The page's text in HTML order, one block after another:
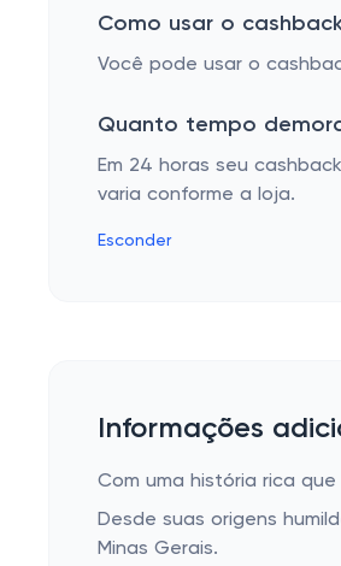
Como usar o
Você pode usar o
Quanto tempo
Em 24 horas seu
varia conforme a loja.
Esconder
Informações
Com uma história rica
Desde suas origens
Minas Gerais.